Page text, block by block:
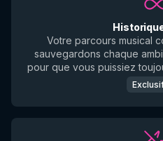
Votre parcours musical
sauvegardons chaque
pour que vous puissiez